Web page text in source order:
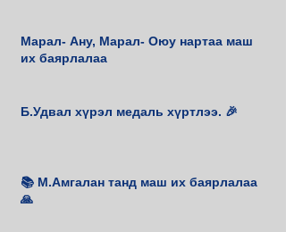
Марал- Ану, Марал- Оюу нартаа маш
их баярлалаа
Б.Удвал хүрэл медаль хүртлээ. 🎉
📚 М.Амгалан танд маш их баярлалаа
🙏